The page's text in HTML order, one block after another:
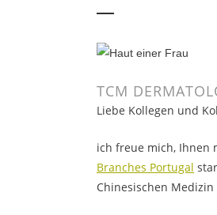
TCM
Liebe Kollegen und
ich freue mich, Ihnen
Branches Portugal
Chinesischen